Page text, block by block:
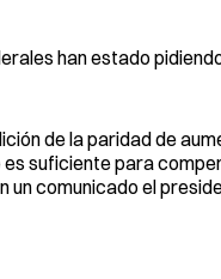
han estado
de la paridad de
suficiente para
un comunicado el